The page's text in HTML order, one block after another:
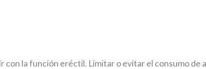
con la función eréctil. Limitar o evitar el consumo